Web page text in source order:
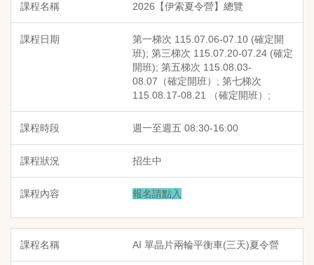
2026【伊索夏令營】總覽
第一梯次 115.07.06-07.10 (確定開
班); 第三梯次 115.07.20-07.24 (確定
開班); 第五梯次 115.08.03-
08.07（確定開班）; 第七梯次
115.08.17-08.21 （確定開班）;
週一至週五 08:30-16:00
招生中
報名請點入
AI 單晶片兩輪平衡車(三天)夏令營